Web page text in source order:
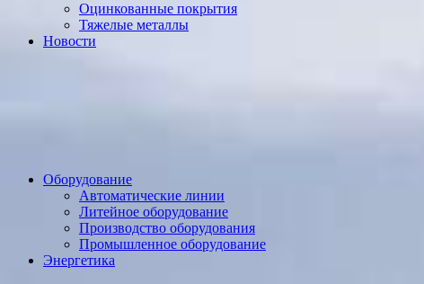
Оцинкованные покрытия
Тяжелые металлы
Новости
Оборудование
Автоматические линии
Литейное оборудование
Производство оборудования
Промышленное оборудование
Энергетика